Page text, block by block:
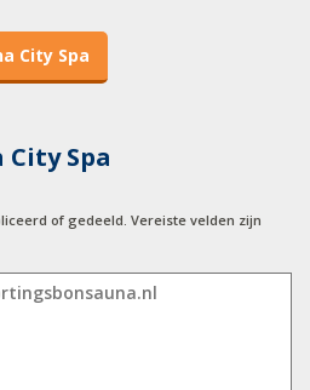
City Spa
Spa
of gedeeld. Vereiste velden zijn